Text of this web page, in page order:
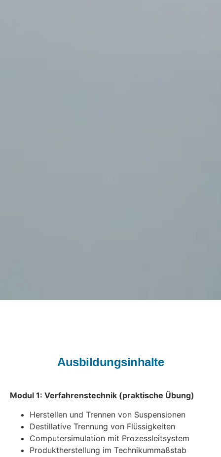
Ausbildungsinhalte
Modul 1: Verfahrenstechnik (praktische Übung)
Herstellen und Trennen von Suspensionen
Destillative Trennung von Flüssigkeiten
Computersimulation mit Prozessleitsystem
Produktherstellung im Technikummaßstab